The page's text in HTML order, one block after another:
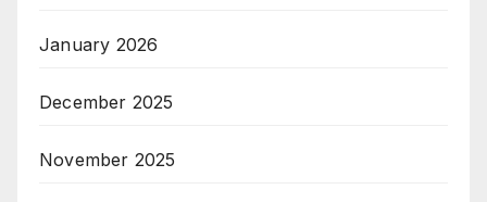
January 2026
December 2025
November 2025